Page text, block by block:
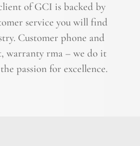
of GCI is backed by
service you will find
Customer phone and
warranty rma – we do it
passion for excellence.